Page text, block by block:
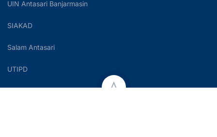
UIN Antasari Banjarmasin
SIAKAD
Salam Antasari
UTIPD